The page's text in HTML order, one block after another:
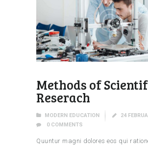
Methods of
Reserach
MODERN EDUCATION
24
0 COMMENTS
Quuntur magni dolores eos qui